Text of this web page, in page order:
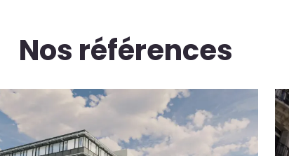
Nos références